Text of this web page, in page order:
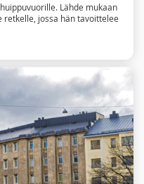
Lähde mukaan
jossa hän tavoittelee